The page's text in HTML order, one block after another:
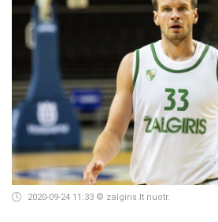
2020-09-24 11:33 © zalgiris.lt nuotr.